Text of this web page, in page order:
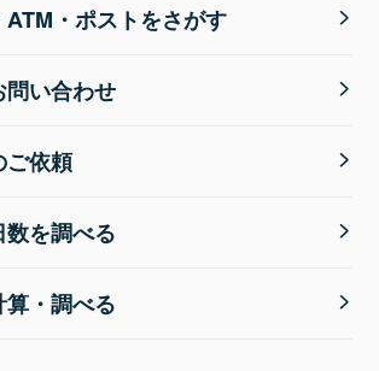
ATM・ポストをさがす
問い合わせ
ご依頼
数を調べる
・調べる